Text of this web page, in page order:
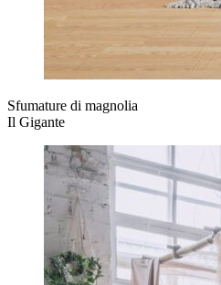
Sfumature di magnolia
Il Gigante